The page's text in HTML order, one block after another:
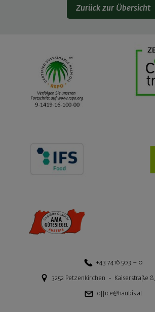
Zurück zur Übersicht
+43 7416 503 – 0
3252 Petzenkirchen - Kaiserstraße 8,
office@haubis.at